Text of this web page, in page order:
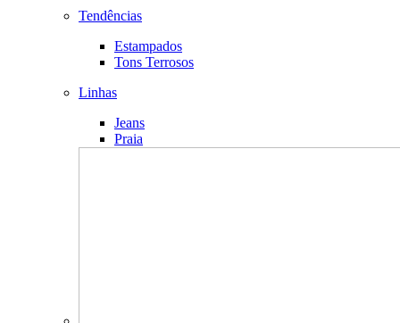
Tendências
Estampados
Tons Terrosos
Linhas
Jeans
Praia